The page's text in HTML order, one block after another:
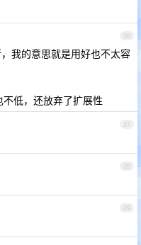
26
我的意思就是用好也不太容
低，还放弃了扩展性
27
28
29